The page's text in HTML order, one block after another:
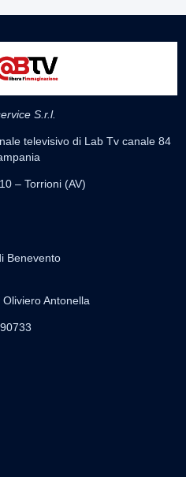
S.r.l.
televisivo di Lab Tv canale 84
– Torrioni (AV)
Benevento
Antonella